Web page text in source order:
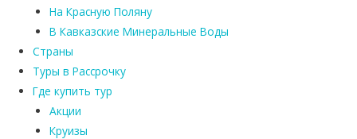
На Красную Поляну
В Кавказские Минеральные Воды
Страны
Туры в Рассрочку
Где купить тур
Акции
Круизы